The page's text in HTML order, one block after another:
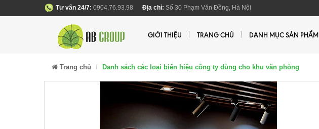
Tư vấn 24/7: 0904.76.93.98 Địa chỉ: Số 30 Phạm Văn Đồng, Hà Nội
GIỚI THIỆU TRANG CHỦ DANH MỤC SẢN PHẨM
Trang chủ Danh sách các loại biển hiệu công ty dùng cho khu văn phòng